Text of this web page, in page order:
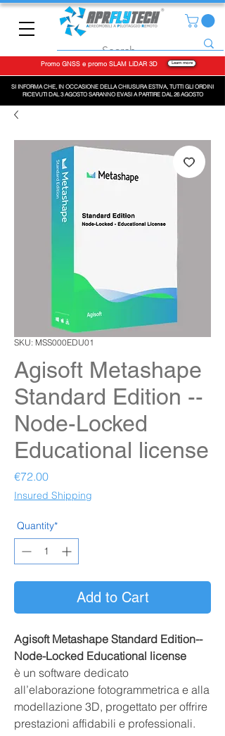
Promo GNSS e promo SLAM LiDAR 3D Learn more
SI INFORMA CHE, IN OCCASIONE DELLA CHIUSURA ESTIVA, TUTTI GLI ORDINI
RICEVUTI DAL 3 AGOSTO SARANNO EVASI A PARTIRE DAL 26 AGOSTO
SKU: MSS000EDU01
Agisoft Metashape
Standard Edition --
Node-Locked
Educational license
€72.00Price
Insured Shipping
Quantity*
Add to Cart
Agisoft Metashape Standard Edition--
Node-Locked Educational license
è un software dedicato
all’elaborazione fotogrammetrica e alla
modellazione 3D, progettato per offrire
prestazioni affidabili e professionali.